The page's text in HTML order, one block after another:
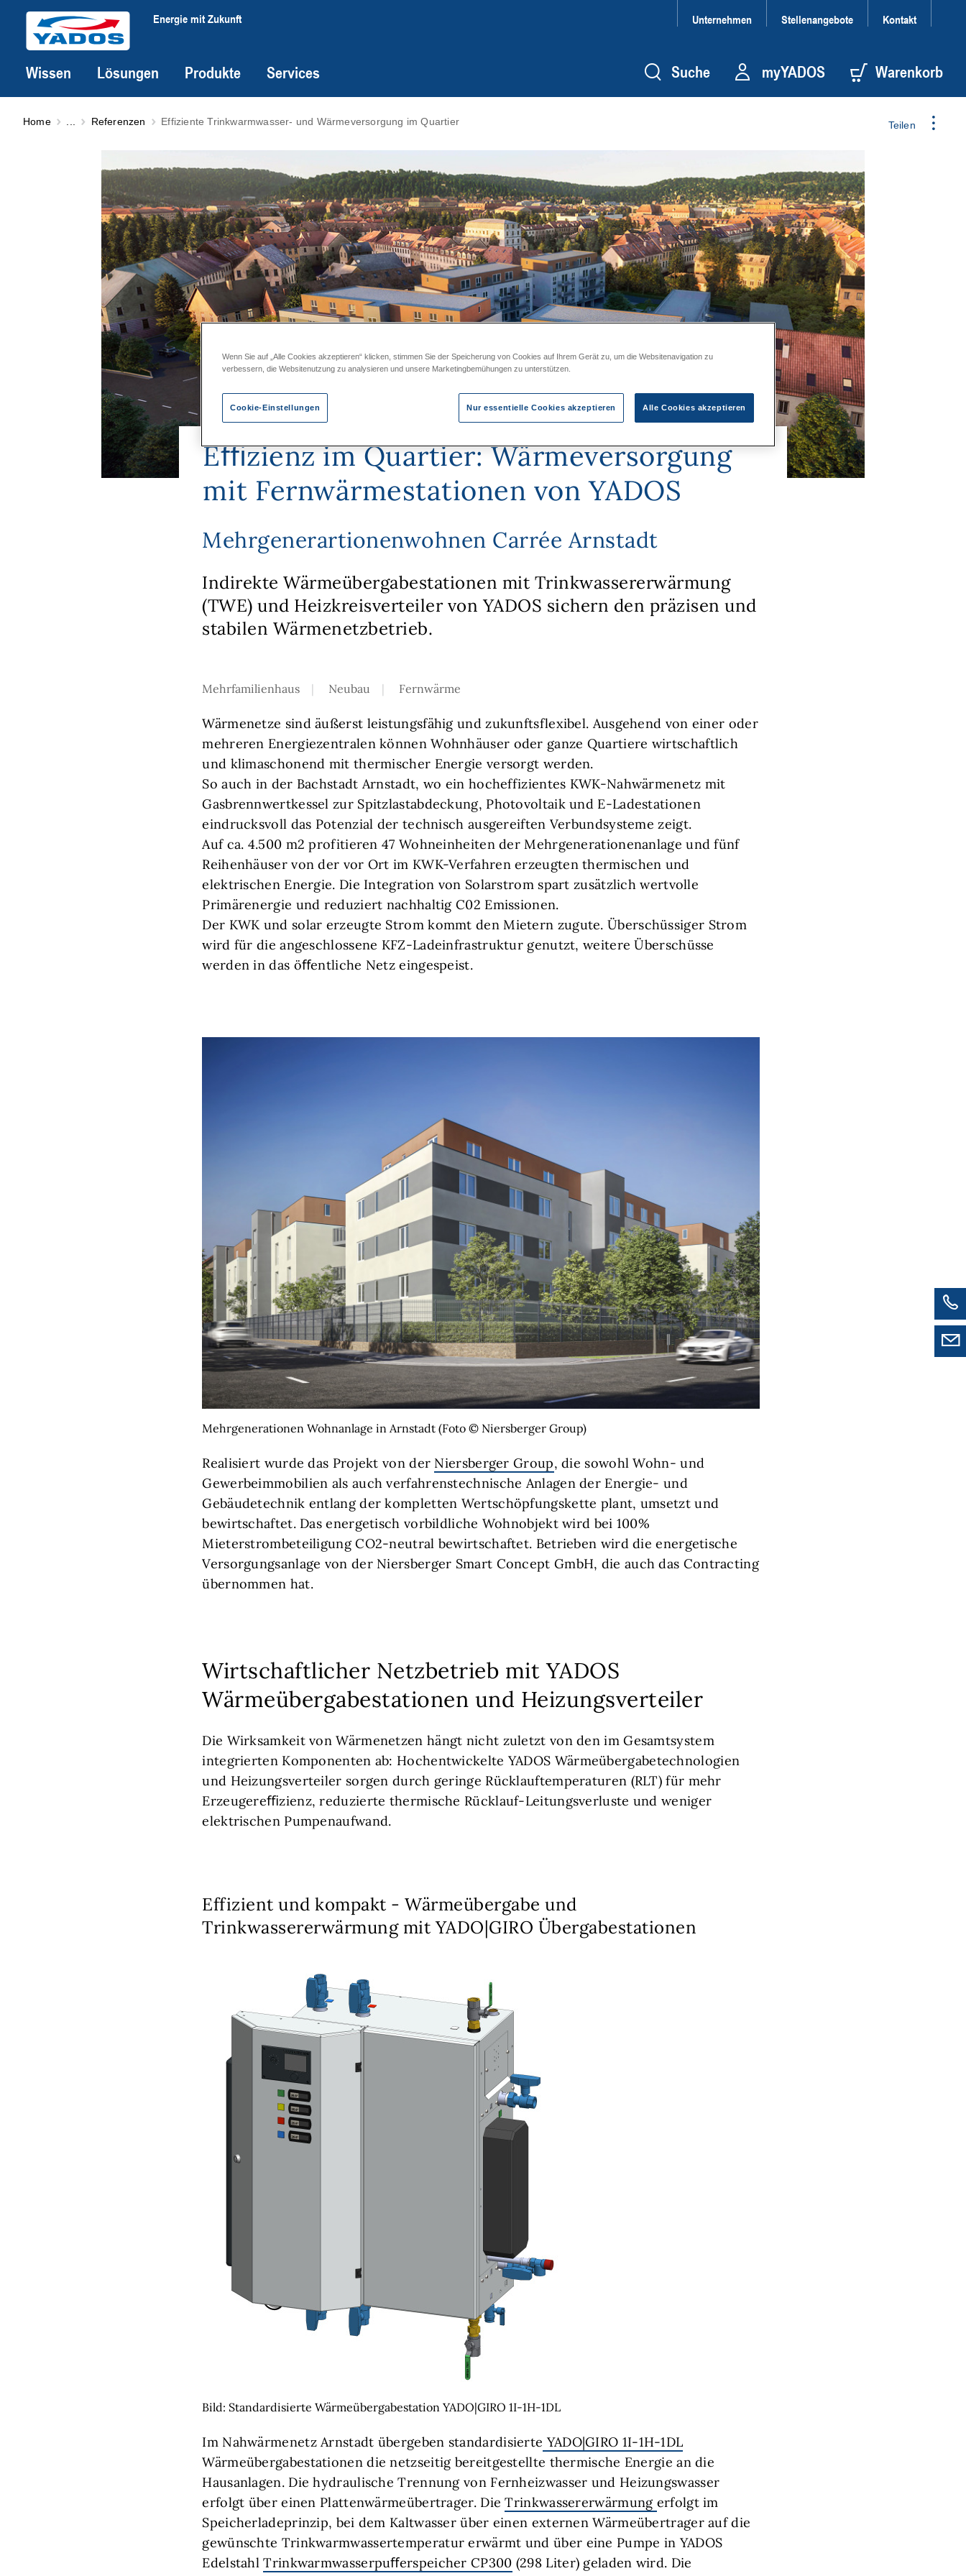
Energie mit Zukunft
Wissen Lösungen Produkte Services
Unternehmen Stellenangebote Kontakt
Suche myYADOS Warenkorb
Teilen
Home Referenzen Effiziente Trinkwarmwasser- und Wärmeversorgung im Quartier
Eﬃzienz im Quartier: Wärmeversorgung
mit Fernwärmestationen von YADOS
Mehrgenerartionenwohnen Carrée Arnstadt
Indirekte Wärmeübergabestationen mit Trinkwassererwärmung
(TWE) und Heizkreisverteiler von YADOS sichern den präzisen und
stabilen Wärmenetzbetrieb.
Mehrfamilienhaus Neubau Fernwärme
Wärmenetze sind äußerst leistungsfähig und zukunftsflexibel. Ausgehend von einer oder
mehreren Energiezentralen können Wohnhäuser oder ganze Quartiere wirtschaftlich
und klimaschonend mit thermischer Energie versorgt werden.
So auch in der Bachstadt Arnstadt, wo ein hocheffizientes KWK-Nahwärmenetz mit
Gasbrennwertkessel zur Spitzlastabdeckung, Photovoltaik und E-Ladestationen
eindrucksvoll das Potenzial der technisch ausgereiften Verbundsysteme zeigt.
Auf ca. 4.500 m2 profitieren 47 Wohneinheiten der Mehrgenerationenanlage und fünf
Reihenhäuser von der vor Ort im KWK-Verfahren erzeugten thermischen und
elektrischen Energie. Die Integration von Solarstrom spart zusätzlich wertvolle
Primärenergie und reduziert nachhaltig C02 Emissionen.
Der KWK und solar erzeugte Strom kommt den Mietern zugute. Überschüssiger Strom
wird für die angeschlossene KFZ-Ladeinfrastruktur genutzt, weitere Überschüsse
werden in das öﬀentliche Netz eingespeist.
Mehrgenerationen Wohnanlage in Arnstadt (Foto © Niersberger Group)
Realisiert wurde das Projekt von der Niersberger Group, die sowohl Wohn- und
Gewerbeimmobilien als auch verfahrenstechnische Anlagen der Energie- und
Gebäudetechnik entlang der kompletten Wertschöpfungskette plant, umsetzt und
bewirtschaftet. Das energetisch vorbildliche Wohnobjekt wird bei 100%
Mieterstrombeteiligung CO2-neutral bewirtschaftet. Betrieben wird die energetische
Versorgungsanlage von der Niersberger Smart Concept GmbH, die auch das Contracting
übernommen hat.
Wirtschaftlicher Netzbetrieb mit YADOS
Wärmeübergabestationen und Heizungsverteiler
Die Wirksamkeit von Wärmenetzen hängt nicht zuletzt von den im Gesamtsystem
integrierten Komponenten ab: Hochentwickelte YADOS Wärmeübergabetechnologien
und Heizungsverteiler sorgen durch geringe Rücklauftemperaturen (RLT) für mehr
Erzeugereﬃzienz, reduzierte thermische Rücklauf-Leitungsverluste und weniger
elektrischen Pumpenaufwand.
Effizient und kompakt - Wärmeübergabe und
Trinkwassererwärmung mit YADO|GIRO Übergabestationen
Bild: Standardisierte Wärmeübergabestation YADO|GIRO 1I-1H-1DL
Im Nahwärmenetz Arnstadt übergeben standardisierte YADO|GIRO 1I-1H-1DL
Wärmeübergabestationen die netzseitig bereitgestellte thermische Energie an die
Hausanlagen. Die hydraulische Trennung von Fernheizwasser und Heizungswasser
erfolgt über einen Plattenwärmeübertrager. DieTrinkwassererwärmung erfolgt im
Speicherladeprinzip, bei dem Kaltwasser über einen externen Wärmeübertrager auf die
gewünschte Trinkwarmwassertemperatur erwärmt und über eine Pumpe in YADOS
EdelstahlTrinkwarmwasserpuﬀerspeicher CP300 (298 Liter) geladen wird. Die
Wenn Sie auf „Alle Cookies akzeptieren“ klicken, stimmen Sie der Speicherung von Cookies auf Ihrem Gerät zu, um die Websitenavigation zu
verbessern, die Websitenutzung zu analysieren und unsere Marketingbemühungen zu unterstützen.
Cookie-Einstellungen Nur essentielle Cookies akzeptieren Alle Cookies akzeptieren